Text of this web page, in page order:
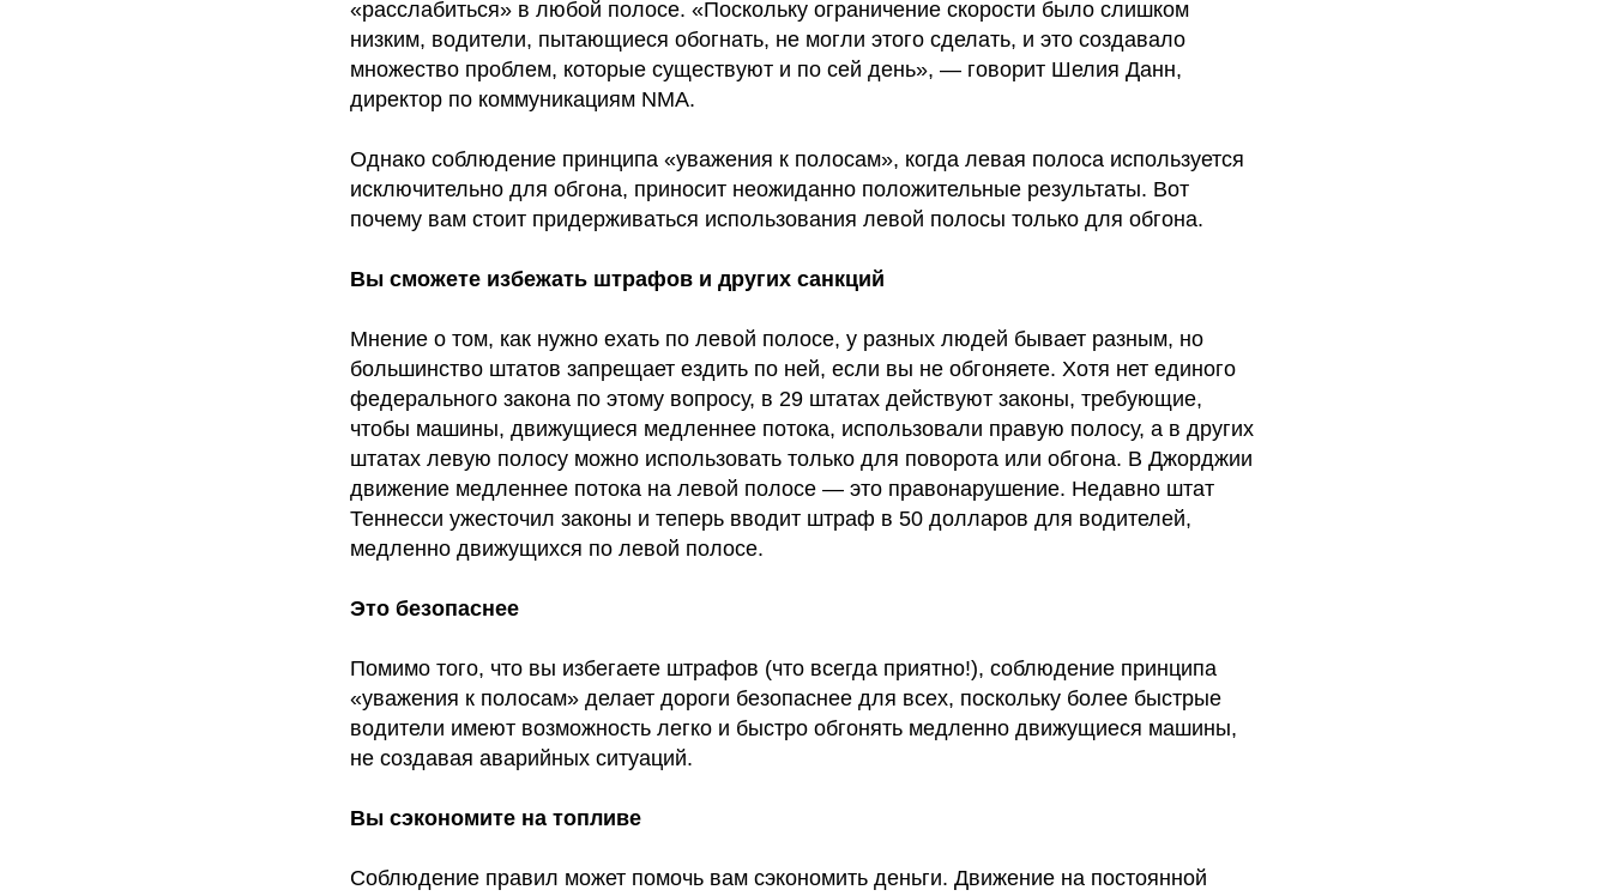
«расслабиться» в любой полосе. «Поскольку ограничение скорости было слишком
низким, водители, пытающиеся обогнать, не могли этого сделать, и это создавало
множество проблем, которые существуют и по сей день», — говорит Шелия Данн,
директор по коммуникациям NMA.
Однако соблюдение принципа «уважения к полосам», когда левая полоса используется
исключительно для обгона, приносит неожиданно положительные результаты. Вот
почему вам стоит придерживаться использования левой полосы только для обгона.
Вы сможете избежать штрафов и других санкций
Мнение о том, как нужно ехать по левой полосе, у разных людей бывает разным, но
большинство штатов запрещает ездить по ней, если вы не обгоняете. Хотя нет единого
федерального закона по этому вопросу, в 29 штатах действуют законы, требующие,
чтобы машины, движущиеся медленнее потока, использовали правую полосу, а в других
штатах левую полосу можно использовать только для поворота или обгона. В Джорджии
движение медленнее потока на левой полосе — это правонарушение. Недавно штат
Теннесси ужесточил законы и теперь вводит штраф в 50 долларов для водителей,
медленно движущихся по левой полосе.
Это безопаснее
Помимо того, что вы избегаете штрафов (что всегда приятно!), соблюдение принципа
«уважения к полосам» делает дороги безопаснее для всех, поскольку более быстрые
водители имеют возможность легко и быстро обгонять медленно движущиеся машины,
не создавая аварийных ситуаций.
Вы сэкономите на топливе
Соблюдение правил может помочь вам сэкономить деньги. Движение на постоянной